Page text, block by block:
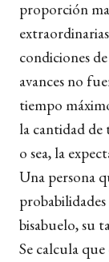
proporción
condiciones
avances no
tiempo
la cantidad de
o sea, la
Una persona
bisabuelo, su
Se calcula